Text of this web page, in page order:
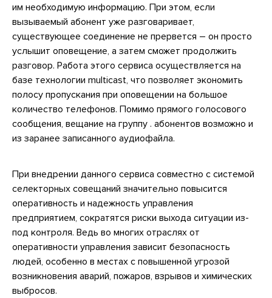
им необходимую информацию. При этом, если
вызываемый абонент уже разговаривает,
существующее соединение не прервется – он просто
услышит оповещение, а затем сможет продолжить
разговор. Работа этого сервиса осуществляется на
базе технологии multicast, что позволяет экономить
полосу пропускания при оповещении на большое
количество телефонов. Помимо прямого голосового
сообщения, вещание на группу . абонентов возможно и
из заранее записанного аудиофайла.
При внедрении данного сервиса совместно с системой
селекторных совещаний значительно повысится
оперативность и надежность управления
предприятием, сократятся риски выхода ситуации из-
под контроля. Ведь во многих отраслях от
оперативности управления зависит безопасность
людей, особенно в местах с повышенной угрозой
возникновения аварий, пожаров, взрывов и химических
выбросов.